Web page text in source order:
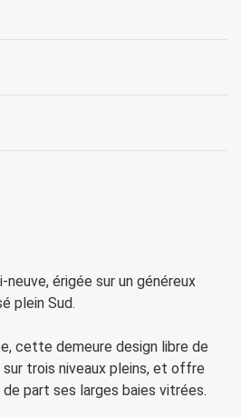
neuve, érigée sur un généreux
plein Sud.
cette demeure design libre de
trois niveaux pleins, et offre
part ses larges baies vitrées.